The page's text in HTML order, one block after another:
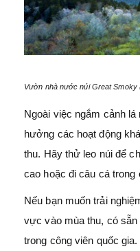
Vườn nhà nước núi Great Smoky
Ngoài việc ngắm cảnh
hưởng các hoạt động
thu. Hãy thử leo núi để
cao hoặc đi câu cá trong
Nếu bạn muốn trải
vực vào mùa thu, có
trong công viên quốc